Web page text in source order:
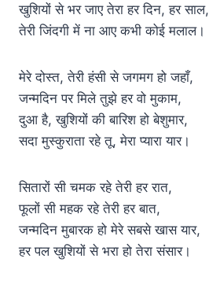
खुशियों से भर जाए तेरा हर दिन, हर साल,
तेरी जिंदगी में ना आए कभी कोई मलाल।
मेरे दोस्त, तेरी हंसी से जगमग हो जहाँ,
जन्मदिन पर मिले तुझे हर वो मुकाम,
दुआ है, खुशियों की बारिश हो बेशुमार,
सदा मुस्कुराता रहे तू, मेरा प्यारा यार।
सितारों सी चमक रहे तेरी हर रात,
फूलों सी महक रहे तेरी हर बात,
जन्मदिन मुबारक हो मेरे सबसे खास यार,
हर पल खुशियों से भरा हो तेरा संसार।